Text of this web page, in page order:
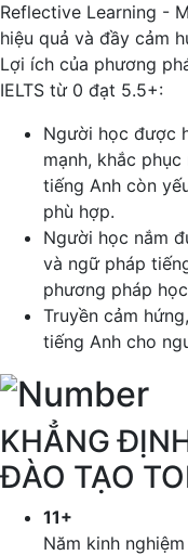
Reflective Learning -
hiệu quả và đầy cảm
Lợi ích của phương
IELTS từ 0 đạt 5.5+:
Người học được
mạnh, khắc
tiếng Anh còn
phù hợp.
Người học nắm
và ngữ pháp
phương pháp
Truyền cảm
tiếng Anh cho
KHẲNG
ĐÀO TẠO
11+
Năm kinh nghiệm